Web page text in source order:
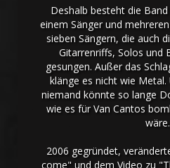
Deshalb besteht die
einem Sänger und
sieben Sängern, die auch
Gitarrenriffs, Solos und
gesungen. Außer das
klänge es nicht wie Metal.
niemand könnte so lange
wie es für Van Cantos
wäre.
2006 gegründet,
come" und dem Video zu